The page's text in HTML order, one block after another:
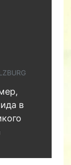
в